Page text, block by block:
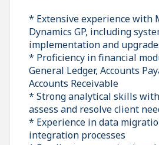
* Extensive experience with
Dynamics GP, including
implementation and
* Proficiency in financial
General Ledger, Accounts
Accounts Receivable
* Strong analytical skills
assess and resolve client
* Experience in data
integration processes